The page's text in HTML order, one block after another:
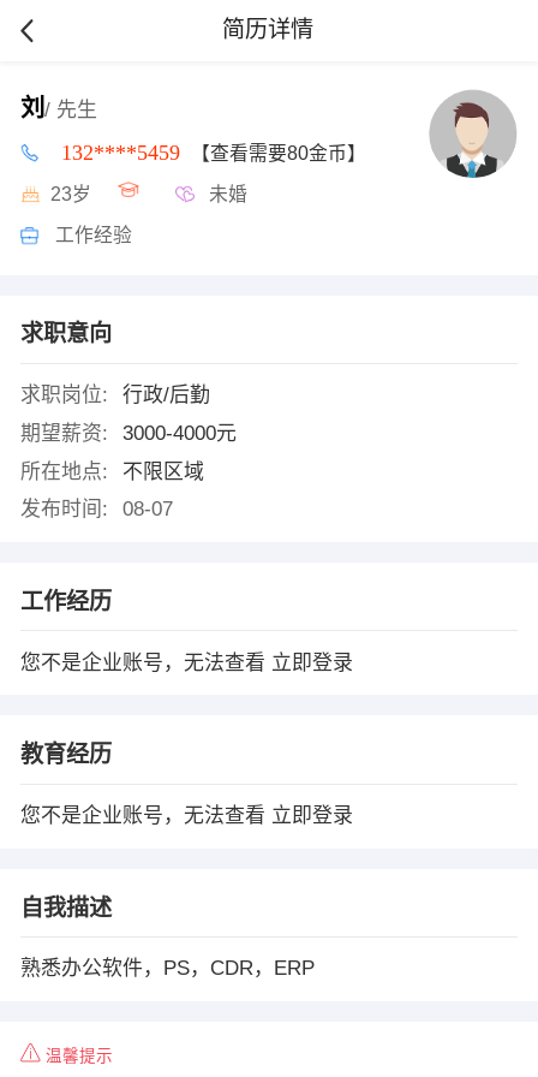
简历详情
刘 / 先生
132****5459 【查看需要80金币】
23岁 未婚
工作经验
求职意向
求职岗位:
行政/后勤
期望薪资:
3000-4000元
所在地点:
不限区域
发布时间:
08-07
工作经历
您不是企业账号，无法查看 立即登录
教育经历
您不是企业账号，无法查看 立即登录
自我描述
熟悉办公软件，PS，CDR，ERP
温馨提示